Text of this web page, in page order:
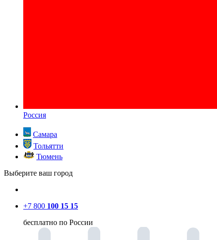
Россия
Самара
Тольятти
Тюмень
Выберите ваш город
+7 800 100 15 15
бесплатно по России